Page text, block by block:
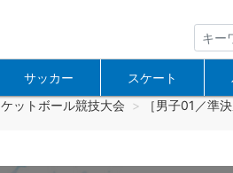
サッカー スケート
ットボール競技大会 ［男子01／準